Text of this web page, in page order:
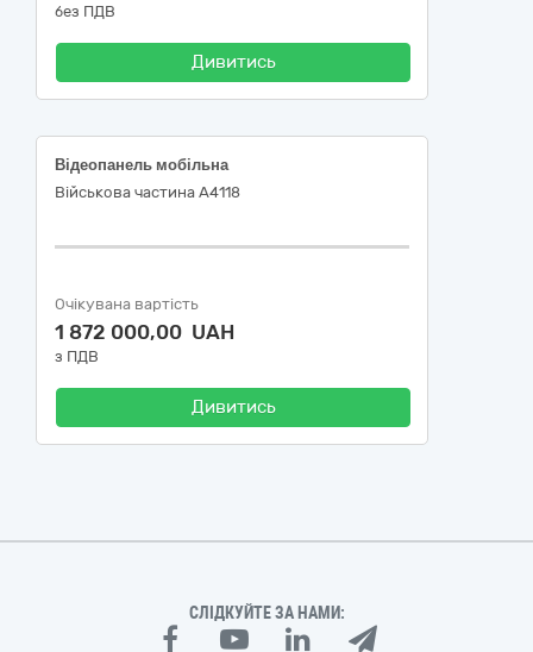
без ПДВ
Дивитись
Відеопанель мобільна
Військова частина А4118
Очікувана вартість
1 872 000,00 UAH
з ПДВ
Дивитись
СЛІДКУЙТЕ ЗА НАМИ: